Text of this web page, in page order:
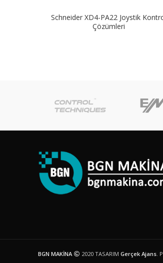
Schneider XD4-PA22 Joystik
Çözümleri
BGN MAKİNA 2020 TASARIM Gerçek Ajans.